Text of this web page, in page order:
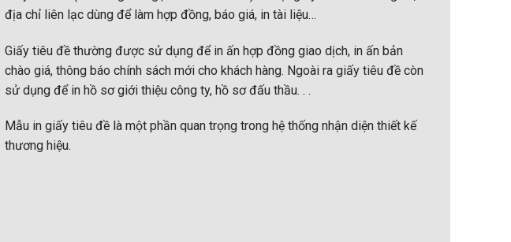
địa chỉ liên lạc dùng để làm hợp đồng, báo giá, in tài liệu…
Giấy tiêu đề thường được sử dụng để in ấn hợp đồng giao dịch, in ấn bản
chào giá, thông báo chính sách mới cho khách hàng. Ngoài ra giấy tiêu đề còn
sử dụng để in hồ sơ giới thiệu công ty, hồ sơ đấu thầu. . .
Mẫu in giấy tiêu đề là một phần quan trọng trong hệ thống nhận diện thiết kế
thương hiệu.